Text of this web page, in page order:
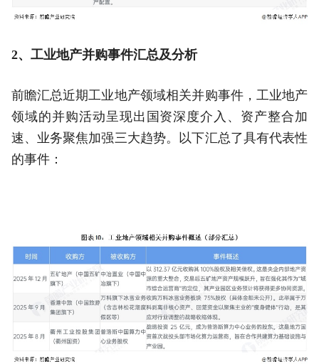
2、 工业地产并购事件汇总及分析
前瞻汇总近期工业地产领域相关并购事件，工业地产
领域的并购活动呈现出国资深度介入、资产整合加
速、业务聚焦加强三大趋势。以下汇总了具有代表性
的事件：